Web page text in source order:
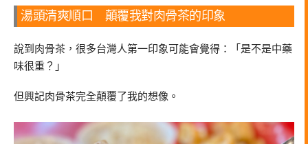
湯頭清爽順口 顛覆我對肉骨茶的印象
說到肉骨茶，很多台灣人第一印象可能會覺得：「是不是中藥
味很重？」
但興記肉骨茶完全顛覆了我的想像。